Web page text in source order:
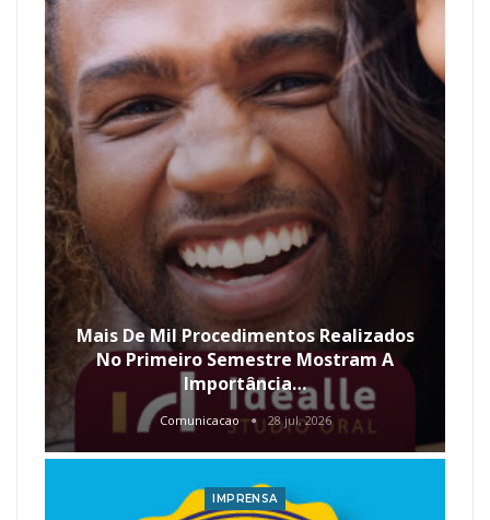
Mais De Mil Procedimentos Realizados
No Primeiro Semestre Mostram A
Importância…
Comunicacao 28 jul, 2026
IMPRENSA